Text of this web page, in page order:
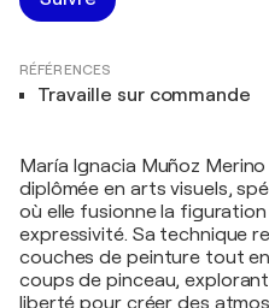
RÉFÉRENCES
Travaille sur commande
María Ignacia Muñoz
diplômée en arts visuels,
où elle fusionne la
expressivité. Sa technique
couches de peinture tout
coups de pinceau,
liberté pour créer des